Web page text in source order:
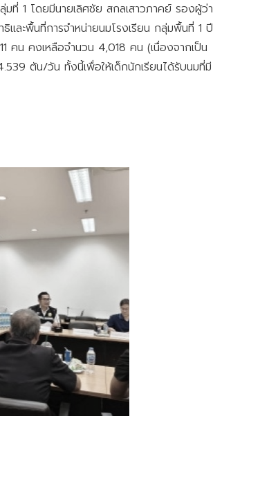
มที่ 1 โดยมีนายเลิศชัย สกลเสาวภาคย์ รองผู้ว่า
ธิและพื้นที่การจำหน่ายนมโรงเรียน กลุ่มพื้นที่ 1 ปี
น คงเหลือจำนวน 4,018 คน (เนื่องจากเป็น
ตัน/วัน ทั้งนี้เพื่อให้เด็กนักเรียนได้รับนมที่มี